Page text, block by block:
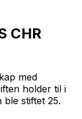
CHR
med
holder til i
ble stiftet 25.